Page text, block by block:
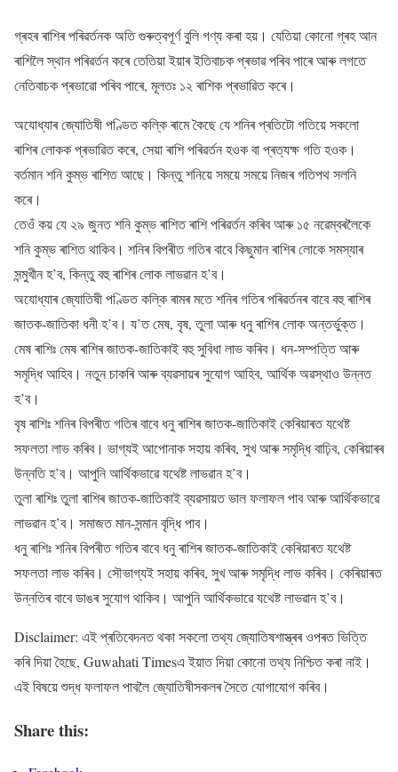
গ্ৰহৰ ৰাশিৰ পৰিৱৰ্তনক অতি গুৰুত্বপূৰ্ণ বুলি গণ্য কৰা হয়। যেতিয়া কোনো গ্ৰহ আন
ৰাশিলৈ স্থান পৰিৱৰ্তন কৰে তেতিয়া ইয়াৰ ইতিবাচক প্ৰভাৱ পৰিব পাৰে আৰু লগতে
নেতিবাচক প্ৰভাৱো পৰিব পাৰে, মূলতঃ ১২ ৰাশিক প্ৰভাৱিত কৰে।
অযোধ্যাৰ জ্যোতিষী পণ্ডিত কল্কি ৰামে কৈছে যে শনিৰ প্ৰতিটো গতিয়ে সকলো
ৰাশিৰ লোকক প্ৰভাৱিত কৰে, সেয়া ৰাশি পৰিৱৰ্তন হওক বা প্ৰত্যক্ষ গতি হওক।
বৰ্তমান শনি কুম্ভ ৰাশিত আছে। কিন্তু শনিয়ে সময়ে সময়ে নিজৰ গতিপথ সলনি
কৰে।
তেওঁ কয় যে ২৯ জুনত শনি কুম্ভ ৰাশিত ৰাশি পৰিৱৰ্তন কৰিব আৰু ১৫ নৱেম্বৰলৈকে
শনি কুম্ভ ৰাশিত থাকিব। শনিৰ বিপৰীত গতিৰ বাবে কিছুমান ৰাশিৰ লোকে সমস্যাৰ
সন্মুখীন হ’ব, কিন্তু বহু ৰাশিৰ লোক লাভৱান হ’ব।
অযোধ্যাৰ জ্যোতিষী পণ্ডিত কল্কি ৰামৰ মতে শনিৰ গতিৰ পৰিৱৰ্তনৰ বাবে বহু ৰাশিৰ
জাতক-জাতিকা ধনী হ’ব। য’ত মেষ, বৃষ, তুলা আৰু ধনু ৰাশিৰ লোক অন্তৰ্ভুক্ত।
মেষ ৰাশিঃ মেষ ৰাশিৰ জাতক-জাতিকাই বহু সুবিধা লাভ কৰিব। ধন-সম্পত্তি আৰু
সমৃদ্ধি আহিব। নতুন চাকৰি আৰু ব্যৱসায়ৰ সুযোগ আহিব, আৰ্থিক অৱস্থাও উন্নত
হ’ব।
বৃষ ৰাশিঃ শনিৰ বিপৰীত গতিৰ বাবে ধনু ৰাশিৰ জাতক-জাতিকাই কেৰিয়াৰত যথেষ্ট
সফলতা লাভ কৰিব। ভাগ্যই আপোনাক সহায় কৰিব, সুখ আৰু সমৃদ্ধি বাঢ়িব, কেৰিয়াৰৰ
উন্নতি হ’ব। আপুনি আৰ্থিকভাৱে যথেষ্ট লাভৱান হ’ব।
তুলা ৰাশিঃ তুলা ৰাশিৰ জাতক-জাতিকাই ব্যৱসায়ত ভাল ফলাফল পাব আৰু আৰ্থিকভাৱে
লাভৱান হ’ব। সমাজত মান-সন্মান বৃদ্ধি পাব।
ধনু ৰাশিঃ শনিৰ বিপৰীত গতিৰ বাবে ধনু ৰাশিৰ জাতক-জাতিকাই কেৰিয়াৰত যথেষ্ট
সফলতা লাভ কৰিব। সৌভাগ্যই সহায় কৰিব, সুখ আৰু সমৃদ্ধি লাভ কৰিব। কেৰিয়াৰত
উন্নতিৰ বাবে ডাঙৰ সুযোগ থাকিব। আপুনি আৰ্থিকভাৱে যথেষ্ট লাভৱান হ’ব।
Disclaimer: এই প্ৰতিবেদনত থকা সকলো তথ্য জ্যোতিষশাস্ত্ৰৰ ওপৰত ভিত্তি
কৰি দিয়া হৈছে, Guwahati Timesএ ইয়াত দিয়া কোনো তথ্য নিশ্চিত কৰা নাই।
এই বিষয়ে শুদ্ধ ফলাফল পাবলৈ জ্যোতিষীসকলৰ সৈতে যোগাযোগ কৰিব।
Share this: